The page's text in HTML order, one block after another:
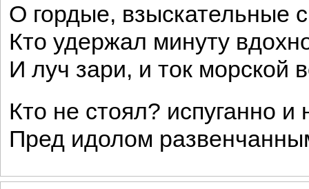
О гордые, взыскательные
Кто удержал минуту
И луч зари, и ток морской
Кто не стоял? испуганно и
Пред идолом